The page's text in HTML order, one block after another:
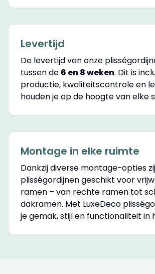
Levertijd
De levertijd van onze
tussen de 6 en 8 weken. Dit is
productie, kwaliteitscontrole en
houden je op de hoogte van elke
Montage in elke ruimte
Dankzij diverse montage-opties
plisségordijnen geschikt voor
ramen – van rechte ramen tot
dakramen. Met LuxeDeco
je gemak, stijl en functionaliteit in